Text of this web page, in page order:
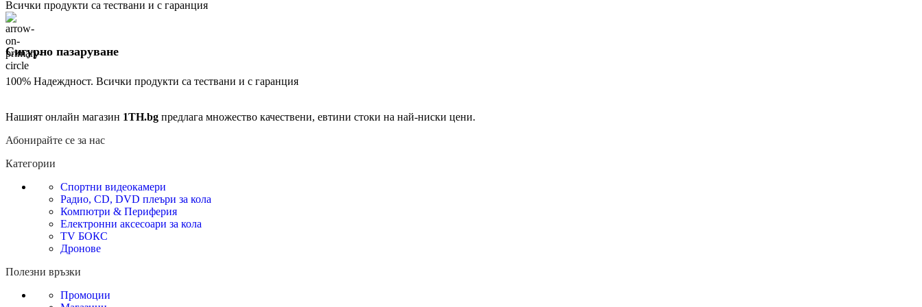
Всички продукти са тествани и с гаранция
Сигурно пазаруване
100% Надеждност. Всички продукти са тествани и с гаранция
Нашият онлайн магазин 1TH.bg предлага множество качествени, евтини стоки на най-ниски цени.
Абонирайте се за нас
Категории
Спортни видеокамери
Радио, CD, DVD плеъри за кола
Компютри & Периферия
Електронни аксесоари за кола
TV БОКС
Дронове
Полезни връзки
Промоции